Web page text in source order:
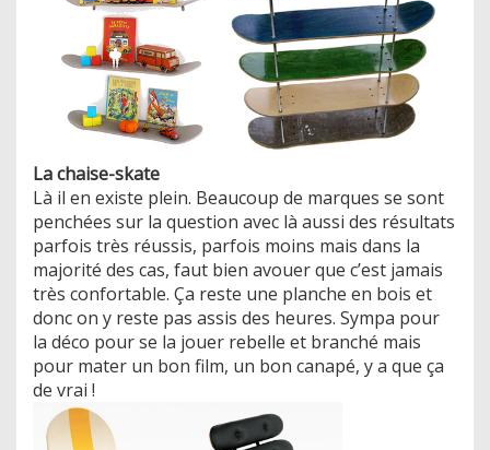
La chaise-skate
Là il en existe plein. Beaucoup de marques se sont
penchées sur la question avec là aussi des résultats
parfois très réussis, parfois moins mais dans la
majorité des cas, faut bien avouer que c’est jamais
très confortable. Ça reste une planche en bois et
donc on y reste pas assis des heures. Sympa pour
la déco pour se la jouer rebelle et branché mais
pour mater un bon film, un bon canapé, y a que ça
de vrai !